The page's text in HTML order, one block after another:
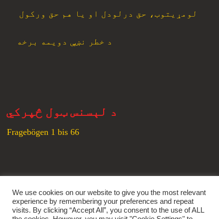
لومړیتوب، حق درلودل او یا هم حق ورکول
د خطر نښې دویمه برخه
د لېسنس ټول څپرکي
Fragebögen 1 bis 66
زموږ ټولنیزې شبکې
Facebook
Tumblr
Instagram
Youtube
We use cookies on our website to give you the most relevant
experience by remembering your preferences and repeat
visits. By clicking “Accept All”, you consent to the use of ALL